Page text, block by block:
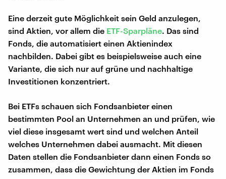
Eine derzeit gute Möglichkeit sein Geld anzulegen,
sind Aktien, vor allem die ETF-Sparpläne. Das sind
Fonds, die automatisiert einen Aktienindex
nachbilden. Dabei gibt es beispielsweise auch eine
Variante, die sich nur auf grüne und nachhaltige
Investitionen konzentriert.
Bei ETFs schauen sich Fondsanbieter einen
bestimmten Pool an Unternehmen an und prüfen, wie
viel diese insgesamt wert sind und welchen Anteil
welches Unternehmen dabei ausmacht. Mit diesen
Daten stellen die Fondsanbieter dann einen Fonds so
zusammen, dass die Gewichtung der Aktien im Fonds